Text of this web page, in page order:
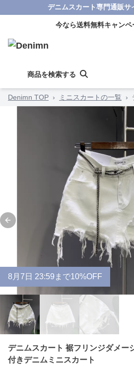
デニムスカート専門通販サ
今なら送料無料キャンペ
商品を検索する
Denimn TOP › ミニスカートの一覧 ›
Previous slide
8 月 7 日 23:59まで10%OFF
デニムスカート 裾フリンジダメー
付きデニムミニスカート